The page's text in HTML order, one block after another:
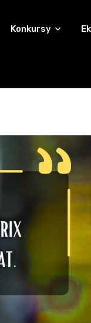
Konkursy